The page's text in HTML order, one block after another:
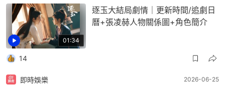
01:34
逐玉大結局劇情｜更新時間/追劇日
曆+張凌赫人物關係圖+角色簡介
14
即時娛樂 2026-06-25